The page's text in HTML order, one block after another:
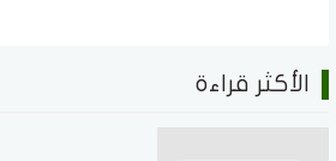
الأكثر قراءة